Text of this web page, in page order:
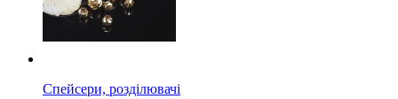
Спейсери, розділювачі